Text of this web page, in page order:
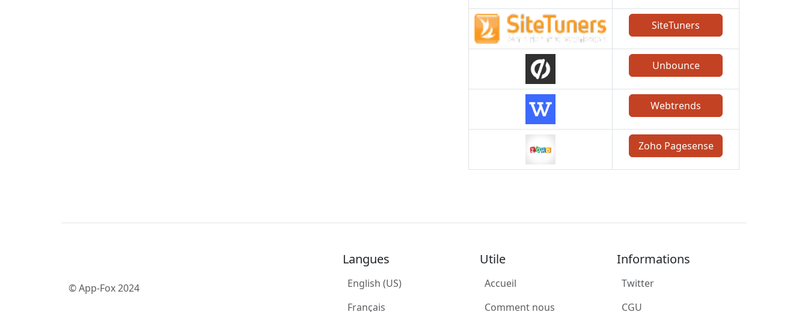
SiteTuners
Unbounce
Webtrends
Zoho Pagesense
© App-Fox 2024
Langues
English (US)
Français
Utile
Accueil
Comment nous
Informations
Twitter
CGU